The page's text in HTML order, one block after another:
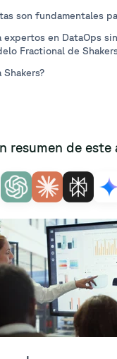
son fundamentales
expertos en DataOps
Fractional de
Shakers?
resumen de